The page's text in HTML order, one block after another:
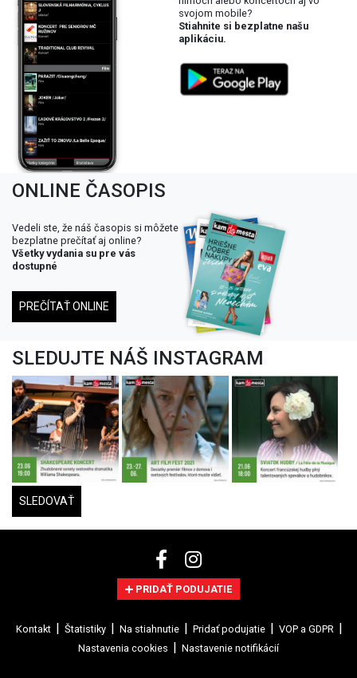
svojom mobile?
Stiahnite si bezplatne našu
aplikáciu.
ONLINE ČASOPIS
Vedeli ste, že náš časopis si môžete
bezplatne prečítať aj online?
Všetky vydania su pre vás
dostupné
PREČÍTAŤ ONLINE
SLEDUJTE NÁŠ INSTAGRAM
SLEDOVAŤ
PRIDAŤ PODUJATIE
Kontakt Štatistiky Na stiahnutie Pridať podujatie
VOP a GDPR
Nastavenia cookies
Nastavenie notifikácií